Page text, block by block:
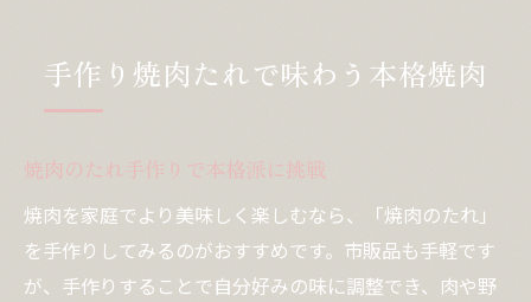
手作り焼肉たれで味わう本格焼肉
焼肉のたれ手作りで本格派に挑戦
焼肉を家庭でより美味しく楽しむなら、「焼肉のたれ」
を手作りしてみるのがおすすめです。市販品も手軽です
が、手作りすることで自分好みの味に調整でき、肉や野